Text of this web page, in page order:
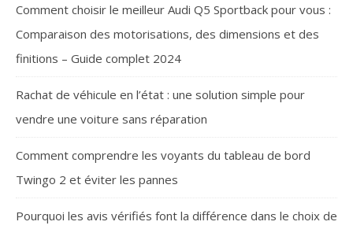
Comment choisir le meilleur Audi Q5 Sportback pour vous :
Comparaison des motorisations, des dimensions et des
finitions – Guide complet 2024
Rachat de véhicule en l’état : une solution simple pour
vendre une voiture sans réparation
Comment comprendre les voyants du tableau de bord
Twingo 2 et éviter les pannes
Pourquoi les avis vérifiés font la différence dans le choix de